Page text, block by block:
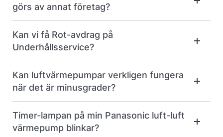
görs av annat företag?
Kan vi få Rot-avdrag på
Underhållsservice?
Kan luftvärmepumpar verkligen fungera
när det är minusgrader?
Timer-lampan på min Panasonic luft-luft
värmepump blinkar?